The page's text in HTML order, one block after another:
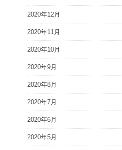
2020年12月
2020年11月
2020年10月
2020年9月
2020年8月
2020年7月
2020年6月
2020年5月